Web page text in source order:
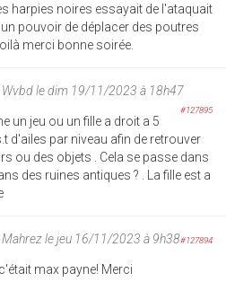
harpies noires essayait de l'ataquait
un pouvoir de déplacer des poutres
merci bonne soirée.
Wvbdle dim 19/11/2023 à 18h47
#127895
un jeu ou un fille a droit a 5
d'ailes par niveau afin de retrouver
ou des objets . Cela se passe dans
des ruines antiques ? . La fille est a
Mahrezle jeu 16/11/2023 à 9h38#127894
max payne! Merci